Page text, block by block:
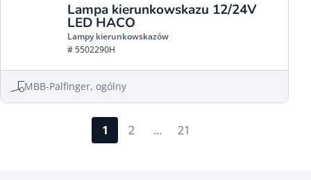
Lampa kierunkowskazu 12/24V
LED HACO
Lampy kierunkowskazów
# 5502290H
MBB-Palfinger, ogólny
1 2 … 21